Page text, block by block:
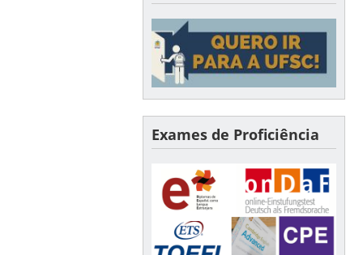
Exames de Proficiência